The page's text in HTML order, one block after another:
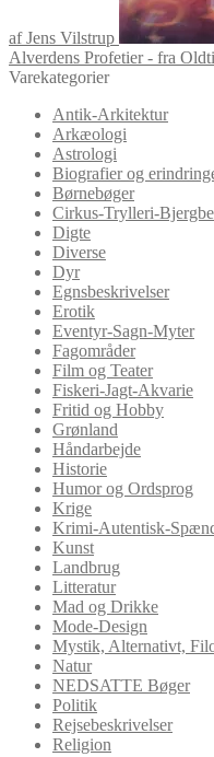
af Jens Vilstrup
Alverdens Profetier - fra
Varekategorier
Antik-Arkitektur
Arkæologi
Astrologi
Biografier og
Børnebøger
Cirkus-Trylleri-
Digte
Diverse
Dyr
Egnsbeskrivelser
Erotik
Eventyr-Sagn-Myter
Fagområder
Film og Teater
Fiskeri-Jagt-Akvarie
Fritid og Hobby
Grønland
Håndarbejde
Historie
Humor og Ordsprog
Krige
Krimi-Autentisk-
Kunst
Landbrug
Litteratur
Mad og Drikke
Mode-Design
Mystik, Alternativt,
Natur
NEDSATTE Bøger
Politik
Rejsebeskrivelser
Religion